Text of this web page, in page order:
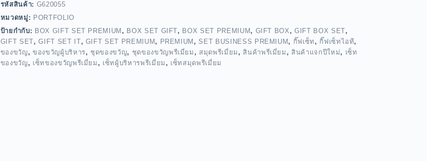
รหัสสินค้า: G620055
หมวดหมู่: PORTFOLIO
ป้ายกำกับ: BOX GIFT SET PREMIUM , BOX SET GIFT, BOX SET PREMIUM , GIFT BOX ,GIFT BOX SET,
GIFT SET,GIFT SET IT, GIFT SET PREMIUM , PREMIUM , SET BUSINESS PREMIUM , กิ๊ฟเซ็ท , กิ๊ฟเซ็ทไอที,
ของขวัญ,ของขวัญผู้บริหาร, ชุดของขวัญ, ชุดของขวัญพรีเมี่ยม , สมุดพรีเมี่ยม , สินค้าพรีเมี่ยม , สินค้าแจกปีใหม่, เซ็ท
ของขวัญ, เซ็ทของขวัญพรีเมี่ยม , เซ็ทผู้บริหารพรีเมี่ยม , เซ็ทสมุดพรีเมี่ยม